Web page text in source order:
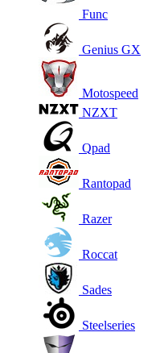
Func
Genius GX
Motospeed
NZXT
Qpad
Rantopad
Razer
Roccat
Sades
Steelseries